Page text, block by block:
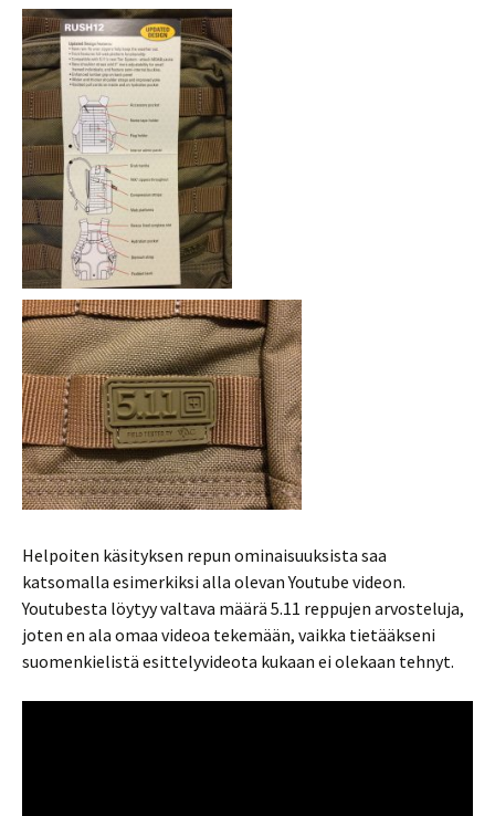
Helpoiten käsityksen repun ominaisuuksista saa
katsomalla esimerkiksi alla olevan Youtube videon.
Youtubesta löytyy valtava määrä 5.11 reppujen arvosteluja,
joten en ala omaa videoa tekemään, vaikka tietääkseni
suomenkielistä esittelyvideota kukaan ei olekaan tehnyt.